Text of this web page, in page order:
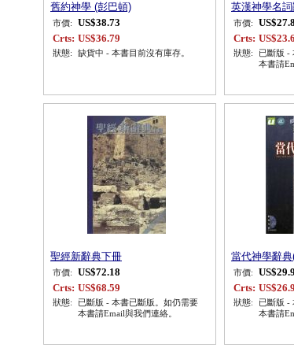
舊約神學 (彭巴頓)
市價:
US$38.73
Crts: US$36.79
狀態: 缺貨中 - 本書目前沒有庫存。
英漢神學名
市價:
Crts:
狀態:
已斷版 -
本書請
聖經新辭典下冊
市價:
US$72.18
Crts: US$68.59
狀態:
已斷版 - 本書已斷版。如仍需要
本書請Email與我們連絡。
當代神學辭
市價:
Crts:
狀態:
已斷版 -
本書請